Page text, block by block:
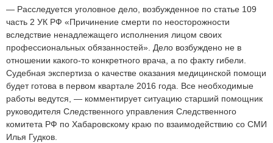
— Расследуется уголовное дело, возбужденное по статье 109
часть 2 УК РФ «Причинение смерти по неосторожности
вследствие ненадлежащего исполнения лицом своих
профессиональных обязанностей». Дело возбуждено не в
отношении какого-то конкретного врача, а по факту гибели.
Судебная экспертиза о качестве оказания медицинской помощи
будет готова в первом квартале 2016 года. Все необходимые
работы ведутся, — комментирует ситуацию старший помощник
руководителя Следственного управления Следственного
комитета РФ по Хабаровскому краю по взаимодействию со СМИ
Илья Гудков.